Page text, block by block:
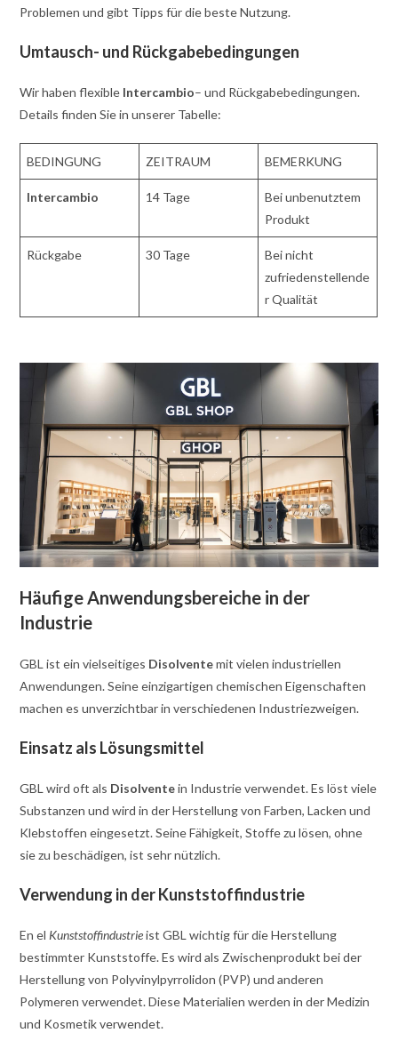
Problemen und gibt Tipps für die beste Nutzung.
Umtausch- und Rückgabebedingungen
Wir haben flexible Intercambio– und Rückgabebedingungen.
Details finden Sie in unserer Tabelle:
BEDINGUNG ZEITRAUM BEMERKUNG
Intercambio 14 Tage
Bei unbenutztem
Produkt
Rückgabe 30 Tage
Bei nicht
zufriedenstellende
r Qualität
Häufige Anwendungsbereiche in der
Industrie
GBL ist ein vielseitiges Disolventemit vielen industriellen
Anwendungen. Seine einzigartigen chemischen Eigenschaften
machen es unverzichtbar in verschiedenen Industriezweigen.
Einsatz als Lösungsmittel
GBL wird oft als Disolventein Industrie verwendet. Es löst viele
Substanzen und wird in der Herstellung von Farben, Lacken und
Klebstoffen eingesetzt. Seine Fähigkeit, Stoffe zu lösen, ohne
sie zu beschädigen, ist sehr nützlich.
Verwendung in der Kunststoffindustrie
En el Kunststoffindustrieist GBL wichtig für die Herstellung
bestimmter Kunststoffe. Es wird als Zwischenprodukt bei der
Herstellung von Polyvinylpyrrolidon (PVP) und anderen
Polymeren verwendet. Diese Materialien werden in der Medizin
und Kosmetik verwendet.